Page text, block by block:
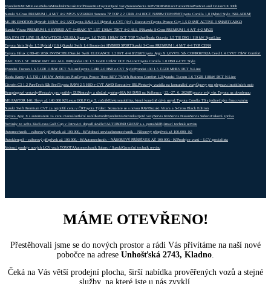
Hyundai BAICMG LexusSubaruMitsubishiSuzuki Ford NissanKiaToyotaOjeté vozySorentoSanta FePV5RAV4VitaraTucsonNiroProAce Land Cruiser UX 300h
Suzuki S-Cross PREMIUM 1,4 M/T 4×2 MY25 6/2026KIA Sorento 7P TOP 2,2 CRDi 4×4 8DCT NAPPA+TEM+PNSToyota Corolla 1,8 Hybrid Style !SKLADEM!
MG HS EMOTION Hybrid+ 165kW 4×2 3ATToyota RAV4 2.5 Hybrid, e-CVT (4×4), ExecutiveToyota Proace City 1,5 D 6MT ACTIVE 3 SMARTCARGO
Suzuki Vitara PREMIUM 1,4 HYBRID A/T 4×4BAIC X7 1.5T 130kW 7DCT 4×2 ALL INSuzuki S-Cross PREMIUM 1,4 A/T 4×2 MY25
KIA EV4 GT LINE 81,4kWh+TECH+V2L KIA Sportage 1.6 T-GDi 110kW DCT TOP TažnéŠkoda Octavia 1.5 TSI DSG / 110 kW SportLine
Toyota Yaris Style 1.5 Hybrid (116 k)Suzuki Swift 1.4 BoosterJet HYBRID SPORTSuzuki S-Cross PREMIUM 1,4 M/T 4×4 TOP CENA
Toyota Hilux 2,8D-4D 205K INVINCIBLESuzuki Swift ELEGANCE 1.2 M/T 4×4 8/2026Toyota Aygo X 1,0VVTi 52k COMFORTKIA Ceed 1.4 CVVT 73kW Comfort
BAIC X35 1.5T 100kW 6MT 4×2 ALL IN Hyundai i30 1.5 T-GDI 103kW DCT N-LineToyota Corolla 1.8 HSD e-CVT Style
Hyundai Tucson 1.6 T-GDI 118kW DCT N-LineToyota C-HR 2.0 HSD e-CVT Style Hyundai i30 1.5 T-GDI MHEV DCT N-Line
Škoda Kamiq 1.5 TSI / 110 kW Ambition PlusToyota Proace Verso BEV 75kWh Business Comfort L2 Hyundai Tucson 1.6 T-GDI 118kW DCT N-Line
Citroën C3 1.2 PureTech 82k Feel Toyota RAV4 2.5 HSD e-CVT AWD Executive JBL Přestavby vozidla na komunální vozy Úpravy pro přepravu imobilních osob
Kempingové vestavbyPřestavby pro potřeby IZSVestavby a úložné systémyKIA K4 DAYS na Kolbence | 22.–27. 6. 2026Připravte svůj vůz Toyota na dovolenou
MG FAKTOR 140: Slevy až 140 000 Kč Lexus GOLF Cup 5. ročník Elektromobilita, která konečně dává smysl. Toyota Corolla TS s jedinečným finacováním
Suzuki Swift Premium CVT za nejnižší cenu v ČRToyota Týden: Seznamte se s novou RAV4Suzuki Vitara a S-Cross Black Edition
Toyota Aygo X s automatem za cenu manuáluAkční nabídkaFord Hyundai KiaNovinkaOjeté vozyServis KIAServis NissanServis SubaruTisková zpráva
Novinky ze světa Kia! Lexus Golf Cup v Ostravici dopadl skvěle!!AUTOBOND GROUP a.s. pomáháPřijímací technik servisu
Automechanik – náborový příspěvek až 100.000,- KčVedoucí servisuAutomechanik – Náborový příspěvek až 100.000,-Kč
Autoklempíř – náborový příspěvek až 100.000,- KčAutomechanik – NÁBOROVÝ PŘÍSPĚVEK AŽ 100.000,- KčProdejce vozů – LCV specialista
Vedoucí prodeje nových LCV vozů TOYOTAAutomechanik Subaru / SuzukiGaranční technik servisu
MÁME OTEVŘENO!
Přestěhovali jsme se do nových prostor a rádi Vás přivítáme na naší nové
pobočce na adrese Unhošťská 2743, Kladno
Čeká na Vás větší prodejní plocha, širší nabídka prověřených vozů a stejné
služby, na které jste u nás zvyklí.